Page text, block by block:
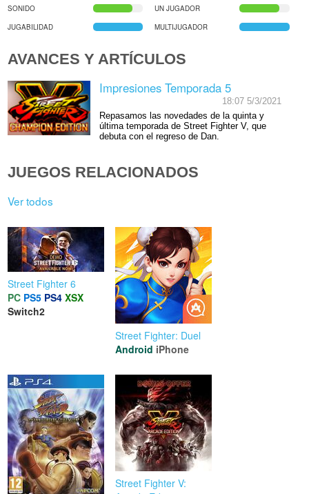
SONIDO
UN JUGADOR
JUGABILIDAD
MULTIJUGADOR
AVANCES Y ARTÍCULOS
Impresiones Temporada 5
18:07 5/3/2021
Repasamos las novedades de la quinta y
última temporada de Street Fighter V, que
debuta con el regreso de Dan.
JUEGOS RELACIONADOS
Ver todos
Street Fighter 6
PC PS5 PS4 XSX
Switch2
Street Fighter: Duel
Android iPhone
Street Fighter V: